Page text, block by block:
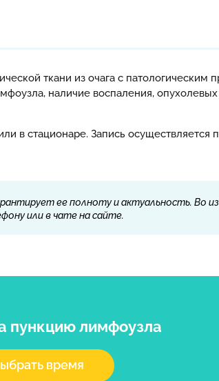
ткани из очага с патологическим
наличие воспаления, опухолевых
в стационаре. Запись осуществляется
ее полноту и актуальность. Во
или в чате на сайте.
пункцию лимфоузла
время